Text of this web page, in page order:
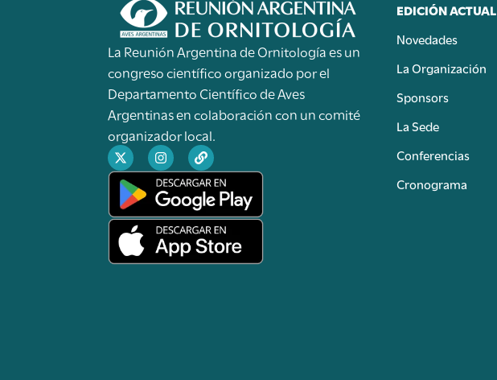
La Reunión Argentina de Ornitología es un
congreso científico organizado por el
Departamento Científico de Aves
Argentinas en colaboración con un comité
organizador local.
EDICIÓN ACTUAL
Novedades
La Organización
Sponsors
La Sede
Conferencias
Cronograma